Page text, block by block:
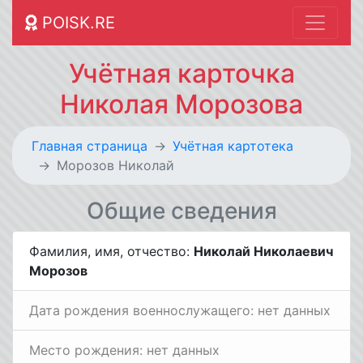
POISK.RE
Учётная карточка
Николая Морозова
Главная страница
Учётная картотека
Морозов Николай
Общие сведения
Фамилия, имя, отчество: Николай Николаевич
Морозов
Дата рождения военнослужащего: нет данных
Место рождения: нет данных